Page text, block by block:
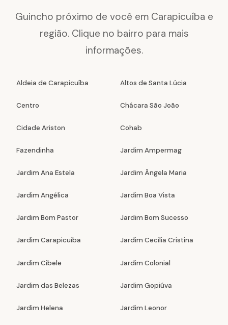
Guincho próximo de você em Carapicuíba e
região. Clique no bairro para mais
informações.
Aldeia de Carapicuíba Altos de Santa Lúcia
Centro Chácara São João
Cidade Ariston Cohab
Fazendinha Jardim Ampermag
Jardim Ana Estela Jardim Ângela Maria
Jardim Angélica Jardim Boa Vista
Jardim Bom Pastor Jardim Bom Sucesso
Jardim Carapicuíba Jardim Cecília Cristina
Jardim Cibele Jardim Colonial
Jardim das Belezas Jardim Gopiúva
Jardim Helena Jardim Leonor